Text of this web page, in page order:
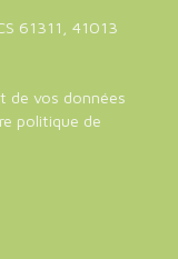
61311, 41013
de vos données
politique de